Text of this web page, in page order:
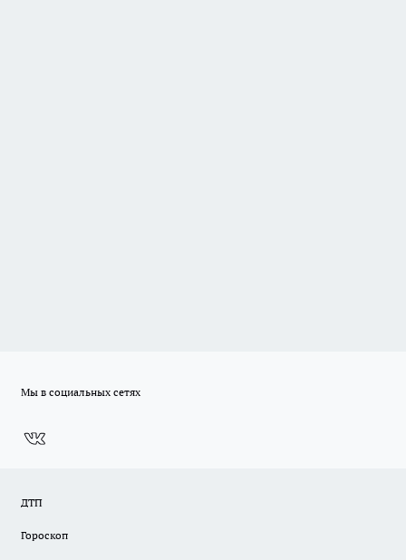
Мы в социальных сетях
ДТП
Гороскоп